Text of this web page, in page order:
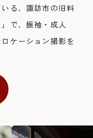
る、諏訪市の旧料
で、振袖・成人
ケーション撮影を